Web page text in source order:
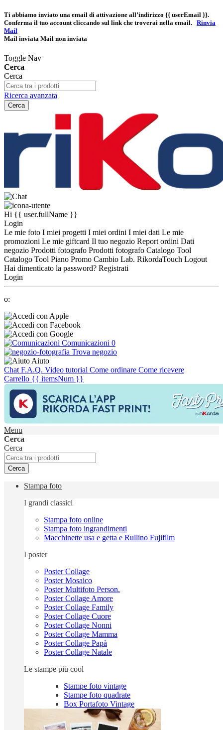
Ti abbiamo inviato una email di attivazione all’indirizzo {{ userEmail }}.
Conferma il tuo account cliccando sul link che troverai nella email. Rinvia
Mail
Mail inviata Mail non inviata
Toggle Nav
Cerca
Cerca
Ricerca avanzata
Cerca
Hi {{ user.fullName }}
Login
Le mie foto I miei progetti I miei ordini I miei dati Le mie
promozioni Le mie giftcard Il tuo negozio Report ordini Dati
negozio Prodotti fotografo Prodotti fotografo Catalogo Tool
Catalogo Tool Piano Promo Cambio Lab. RikordaTouch Logout
Hai dimenticato la password? Registrati
Login
o:
Comunicazioni 0
Trova negozio
Aiuto
Chat F.A.Q. Video tutorial Come ordinare Come ricevere
Carrello {{ itemsNum }}
Menu
Cerca
Cerca
Cerca
Stampa foto
I grandi classici
Stampa foto online
Stampa foto ingrandimenti
Macchinette usa e getta e Rullino Fujifilm
I poster
Poster Collage
Poster Mosaico
Poster Multifoto Person.
Poster Collage Amore
Poster Collage Family
Poster Collage Cuore
Poster Collage Nonni
Poster Collage Mamma
Poster Collage Papà
Poster Collage Natale
Le stampe più cool
Stampe foto vintage
Stampe foto quadrate
Box Portafoto Vintage